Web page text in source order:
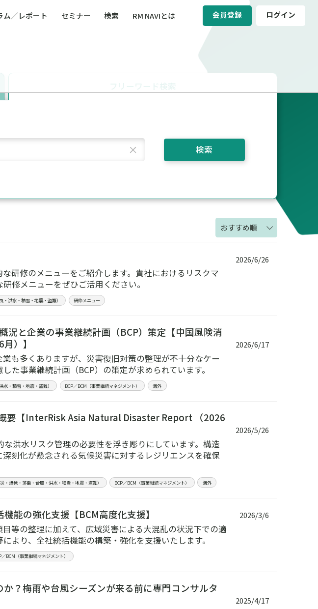
ム／レポート セミナー 検索 RM NAVIとは 会員登録 ログイン
決支援（含むメンモビリティ（運輸安全・次世代モビリティ）
安全文化醸成／労働安全衛生
フリーワード検索
検索
おすすめ順
研修のメニューをご紹介します。貴社におけるリスクマ
修メニューをぜひご活用ください。
洪水・積雪・地震・盗難） 研修メニュー
2026/6/26
況と企業の事業継続計画（BCP）策定【中国風険消
）】
も多くありますが、災害復旧対策の整理が不十分なケー
た事業継続計画（BCP）の策定が求められています。
・積雪・地震・盗難） BCP／BCM（事業継続マネジメント） 海外
2026/6/17
要【InterRisk Asia Natural Disaster Report （2026
洪水リスク管理の必要性を浮き彫りにしています。構造
刻化が懸念される気候災害に対するレジリエンスを確保
・爆発・落雷・台風・洪水・積雪・地震・盗難） BCP／BCM（事業継続マネジメント） 海外
2026/5/26
能の強化支援【BCM高度化支援】
等の整理に加えて、広域災害による大混乱の状況下での適
より、全社統括機能の構築・強化を支援いたします。
／BCM（事業継続マネジメント）
2026/3/6
？梅雨や台風シーズンが来る前に専門コンサルタ
2025/4/17